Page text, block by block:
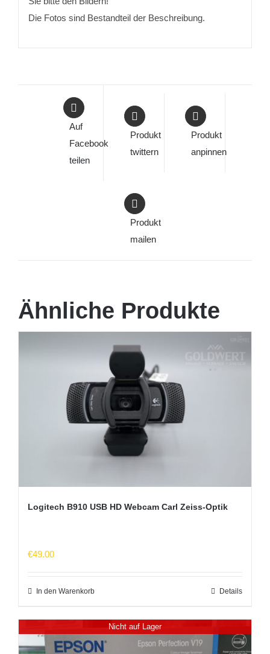
Die Fotos sind Bestandteil der Beschreibung.
Auf
Facebook
teilen
Produkt
twittern
Produkt
anpinnen
Produkt
mailen
Ähnliche Produkte
Logitech B910 USB HD Webcam Carl Zeiss-Optik
€49.00
In den Warenkorb Details
Nicht auf Lager